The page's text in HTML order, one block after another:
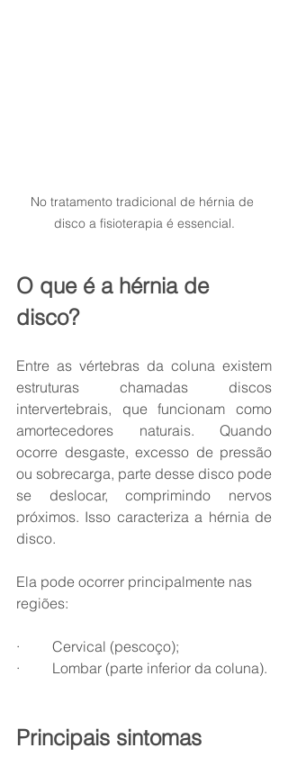
No tratamento tradicional de hérnia de
disco a fisioterapia é essencial.
O que é a hérnia de
disco?
Entre as vértebras da coluna existem
estruturas chamadas discos
intervertebrais, que funcionam como
amortecedores naturais. Quando
ocorre desgaste, excesso de pressão
ou sobrecarga, parte desse disco pode
se deslocar, comprimindo nervos
próximos. Isso caracteriza a hérnia de
disco.
Ela pode ocorrer principalmente nas
regiões:
·         Cervical (pescoço);
·         Lombar (parte inferior da coluna).
Principais sintomas